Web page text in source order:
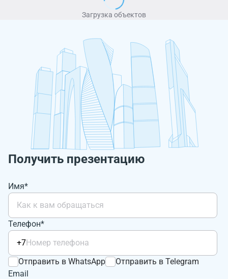
Загрузка объектов
Получить презентацию
Имя*
Телефон*
+7
Отправить в WhatsApp
Отправить в Telegram
Email